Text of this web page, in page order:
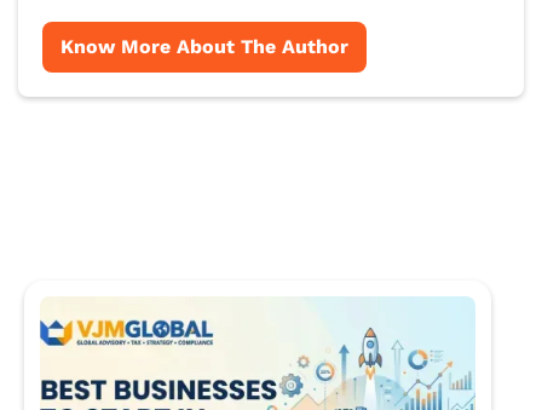
Know More About The Author